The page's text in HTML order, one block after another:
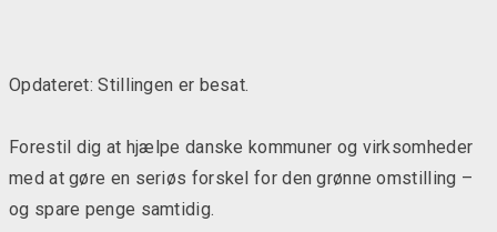
Opdateret: Stillingen er besat.
Forestil dig at hjælpe danske kommuner og virksomheder
med at gøre en seriøs forskel for den grønne omstilling –
og spare penge samtidig.